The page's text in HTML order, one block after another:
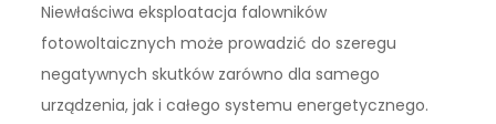
Niewłaściwa eksploatacja falowników
fotowoltaicznych może prowadzić do szeregu
negatywnych skutków zarówno dla samego
urządzenia, jak i całego systemu energetycznego.